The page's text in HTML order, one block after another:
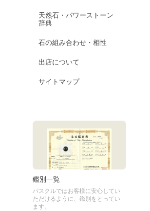
天然石・パワーストーン
辞典
石の組み合わせ・相性
出店について
サイトマップ
鑑別一覧
パスクルではお客様に安心してい
ただけるように、鑑別をとってい
ます。